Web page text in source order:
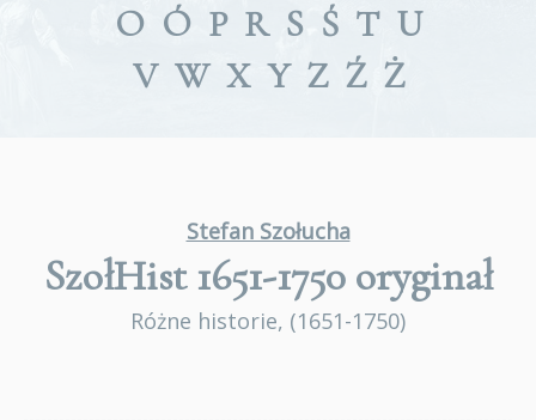
O Ó P R S Ś T U
V W X Y Z Ź Ż
Stefan Szołucha
SzołHist 1651-1750oryginał
Różne historie, (1651-1750)